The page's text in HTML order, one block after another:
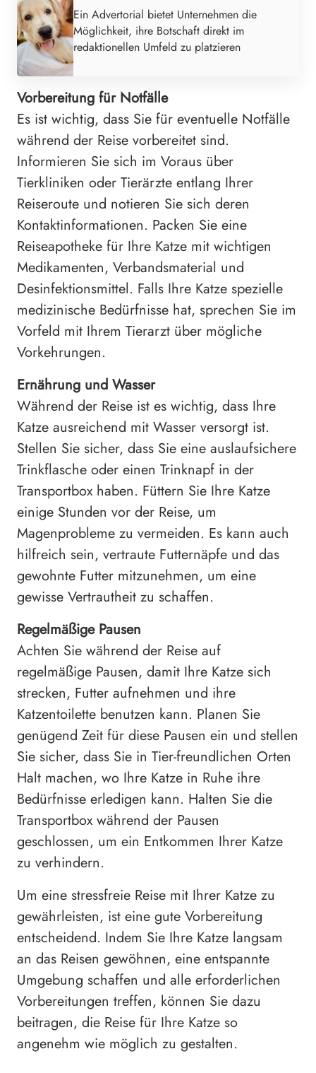
Ein Advertorial bietet Unternehmen die
Möglichkeit, ihre Botschaft direkt im
redaktionellen Umfeld zu platzieren
Vorbereitung für Notfälle
Es ist wichtig, dass Sie für eventuelle Notfälle
während der Reise vorbereitet sind.
Informieren Sie sich im Voraus über
Tierkliniken oder Tierärzte entlang Ihrer
Reiseroute und notieren Sie sich deren
Kontaktinformationen. Packen Sie eine
Reiseapotheke für Ihre Katze mit wichtigen
Medikamenten, Verbandsmaterial und
Desinfektionsmittel. Falls Ihre Katze spezielle
medizinische Bedürfnisse hat, sprechen Sie im
Vorfeld mit Ihrem Tierarzt über mögliche
Vorkehrungen.
Ernährung und Wasser
Während der Reise ist es wichtig, dass Ihre
Katze ausreichend mit Wasser versorgt ist.
Stellen Sie sicher, dass Sie eine auslaufsichere
Trinkflasche oder einen Trinknapf in der
Transportbox haben. Füttern Sie Ihre Katze
einige Stunden vor der Reise, um
Magenprobleme zu vermeiden. Es kann auch
hilfreich sein, vertraute Futternäpfe und das
gewohnte Futter mitzunehmen, um eine
gewisse Vertrautheit zu schaffen.
Regelmäßige Pausen
Achten Sie während der Reise auf
regelmäßige Pausen, damit Ihre Katze sich
strecken, Futter aufnehmen und ihre
Katzentoilette benutzen kann. Planen Sie
genügend Zeit für diese Pausen ein und stellen
Sie sicher, dass Sie in Tier-freundlichen Orten
Halt machen, wo Ihre Katze in Ruhe ihre
Bedürfnisse erledigen kann. Halten Sie die
Transportbox während der Pausen
geschlossen, um ein Entkommen Ihrer Katze
zu verhindern.
Um eine stressfreie Reise mit Ihrer Katze zu
gewährleisten, ist eine gute Vorbereitung
entscheidend. Indem Sie Ihre Katze langsam
an das Reisen gewöhnen, eine entspannte
Umgebung schaffen und alle erforderlichen
Vorbereitungen treffen, können Sie dazu
beitragen, die Reise für Ihre Katze so
angenehm wie möglich zu gestalten.